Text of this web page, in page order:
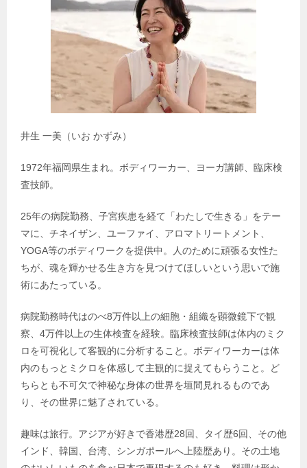
井生 一美（いお かずみ）
1972年福岡県生まれ。ボディワーカー、ヨーガ講師、臨床検
査技師。
25年の病院勤務、子宮疾患を経て「わたしで生きる」をテー
マに、チネイザン、ユーファイ、アロマトリートメント、
YOGA等のボディワークを提供中。人のために頑張る女性た
ちが、魂を輝かせる生き方を見つけてほしいという思いで施
術にあたっている。
病院勤務時代はのべ8万件以上の細胞・組織を顕微鏡下で観
察、4万件以上の生体検査を経験。臨床検査技師は体内のミク
ロを可視化して客観的に分析すること。ボディワーカーは体
内のもっとミクロを体感して主観的に捉えてもらうこと。ど
ちらとも不可欠で神秘な身体の世界を垣間見れるものであ
り、その世界に魅了されている。
趣味は旅行。アジアが好きで香港歴28回、タイ歴6回、その他
インド、韓国、台湾、シンガポールへ上陸歴あり。その土地